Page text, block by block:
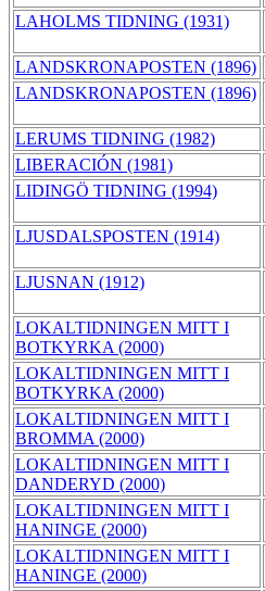
LAHOLMS TIDNING (1931)
LANDSKRONAPOSTEN (1896)
LANDSKRONAPOSTEN (1896)
LERUMS TIDNING (1982)
LIBERACIÓN (1981)
LIDINGÖ TIDNING (1994)
LJUSDALSPOSTEN (1914)
LJUSNAN (1912)
LOKALTIDNINGEN MITT I
BOTKYRKA (2000)
LOKALTIDNINGEN MITT I
BOTKYRKA (2000)
LOKALTIDNINGEN MITT I
BROMMA (2000)
LOKALTIDNINGEN MITT I
DANDERYD (2000)
LOKALTIDNINGEN MITT I
HANINGE (2000)
LOKALTIDNINGEN MITT I
HANINGE (2000)